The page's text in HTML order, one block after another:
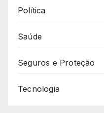
Política
Saúde
Seguros e Proteção
Tecnologia